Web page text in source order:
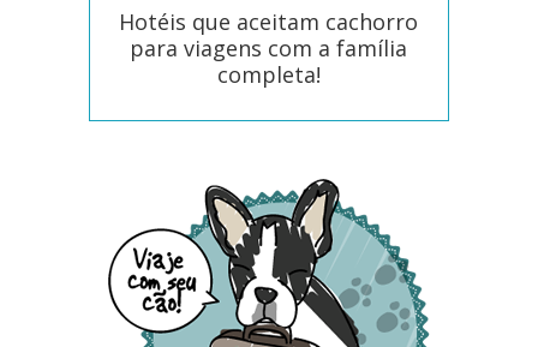
Hotéis que aceitam cachorro
para viagens com a família
completa!